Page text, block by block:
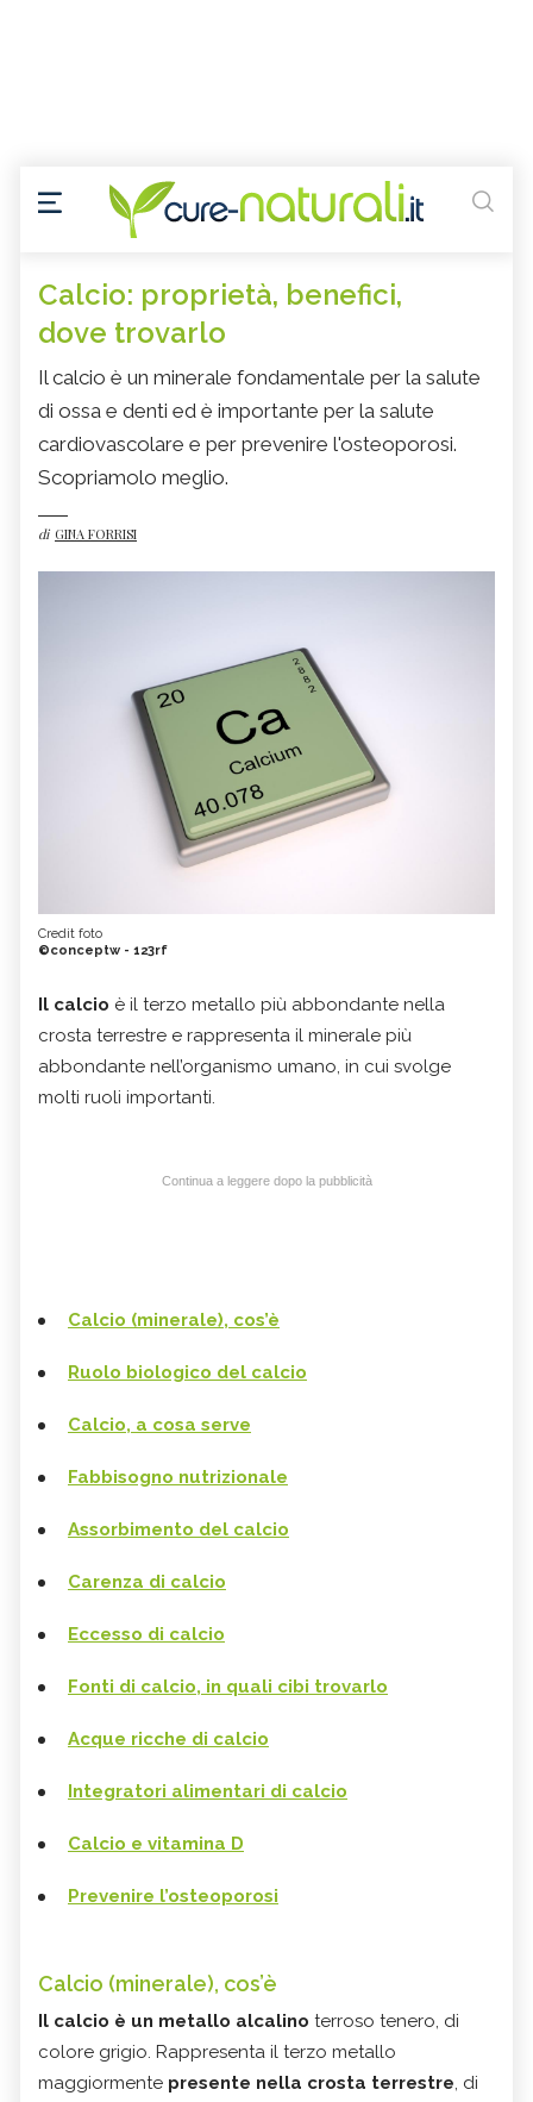
Calcio: proprietà, benefici,
dove trovarlo
Il calcio è un minerale fondamentale per la salute
di ossa e denti ed è importante per la salute
cardiovascolare e per prevenire l'osteoporosi.
Scopriamolo meglio.
di GINA FORRISI
Credit foto
©conceptw - 123rf
Il calcio è il terzo metallo più abbondante nella
crosta terrestre e rappresenta il minerale più
abbondante nell’organismo umano, in cui svolge
molti ruoli importanti.
Continua a leggere dopo la pubblicità
Calcio (minerale), cos’è
Ruolo biologico del calcio
Calcio, a cosa serve
Fabbisogno nutrizionale
Assorbimento del calcio
Carenza di calcio
Eccesso di calcio
Fonti di calcio, in quali cibi trovarlo
Acque ricche di calcio
Integratori alimentari di calcio
Calcio e vitamina D
Prevenire l’osteoporosi
Calcio (minerale), cos’è
Il calcio è un metallo alcalino terroso tenero, di
colore grigio. Rappresenta il terzo metallo
maggiormente presente nella crosta terrestre, di